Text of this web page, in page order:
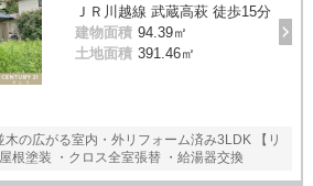
ＪＲ川越線 武蔵高萩 徒歩15分
建物面積 94.39㎡
土地面積 391.46㎡
の広がる室内・外リフォーム済み3LDK 【リ
根塗装 ・クロス全室張替 ・給湯器交換